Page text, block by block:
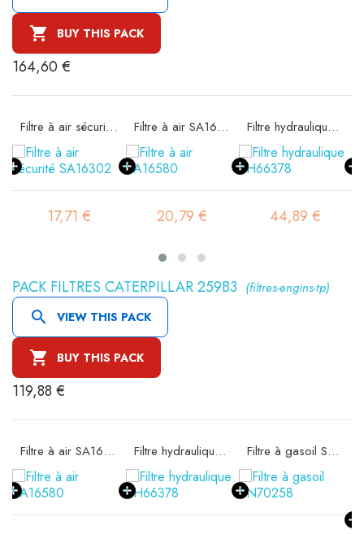
 BUY THIS PACK
164,60 €
Filtre à air sécurité SA16302
17,71 €
Filtre à air SA16580
20,79 €
Filtre hydraulique SH66378
44,89 €
PACK FILTRES CATERPILLAR 259B3 (filtres-engins-tp)
 VIEW THIS PACK
 BUY THIS PACK
119,88 €
Filtre à air SA16580 Filtre hydraulique SH66378 Filtre à gasoil SN70258